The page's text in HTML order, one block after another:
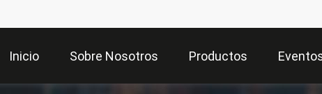
Inicio Sobre Nosotros Productos